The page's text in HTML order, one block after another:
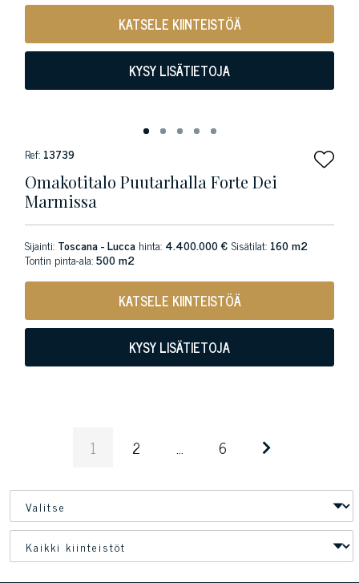
KATSELE KIINTEISTÖÄ
KYSY LISÄTIETOJA
Ref: 13739
Omakotitalo Puutarhalla Forte Dei
Marmissa
Sijainti: Toscana - Lucca hinta: 4.400.000 € Sisätilat: 160 m2
Tontin pinta-ala:500 m2
KATSELE KIINTEISTÖÄ
KYSY LISÄTIETOJA
1 2 ... 6